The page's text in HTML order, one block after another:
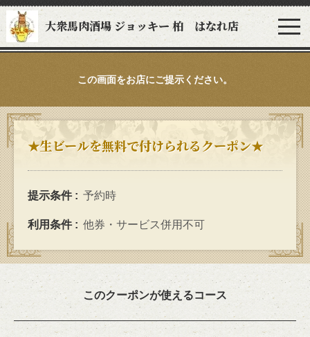
大衆馬肉酒場 ジョッキー 柏 はなれ店
この画面をお店にご提示ください。
★生ビールを無料で付けられるクーポン★
提示条件 予約時
利用条件 他券・サービス併用不可
このクーポンが使えるコース